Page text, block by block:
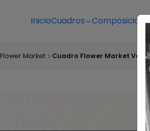
InicioCuadros
Flower Market Cuadro Flower Market